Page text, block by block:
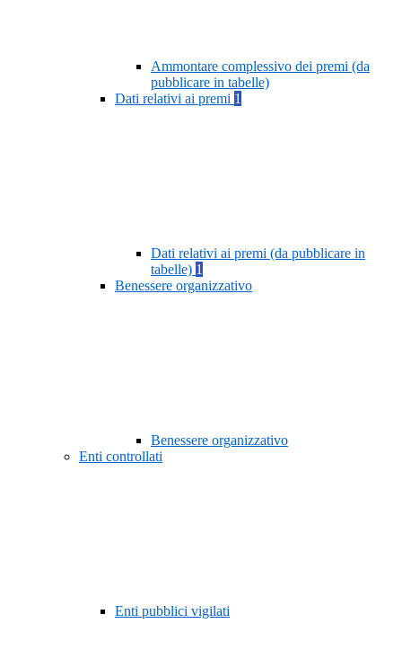
Ammontare complessivo dei premi (da
pubblicare in tabelle)
Dati relativi ai premi 1
Dati relativi ai premi (da pubblicare in
tabelle) 1
Benessere organizzativo
Benessere organizzativo
Enti controllati
Enti pubblici vigilati